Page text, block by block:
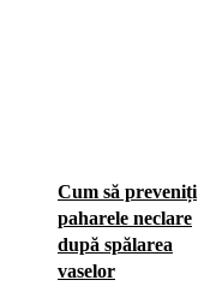
Cum să preveniți
paharele neclare
după spălarea
vaselor